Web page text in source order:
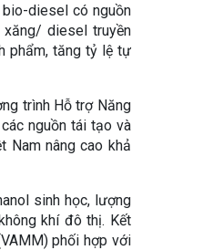
diesel có nguồn
diesel truyền
phẩm, tăng tỷ lệ tự
trình Hỗ trợ Năng
nguồn tái tạo và
Nam nâng cao khả
sinh học, lượng
khí đô thị. Kết
phối hợp với